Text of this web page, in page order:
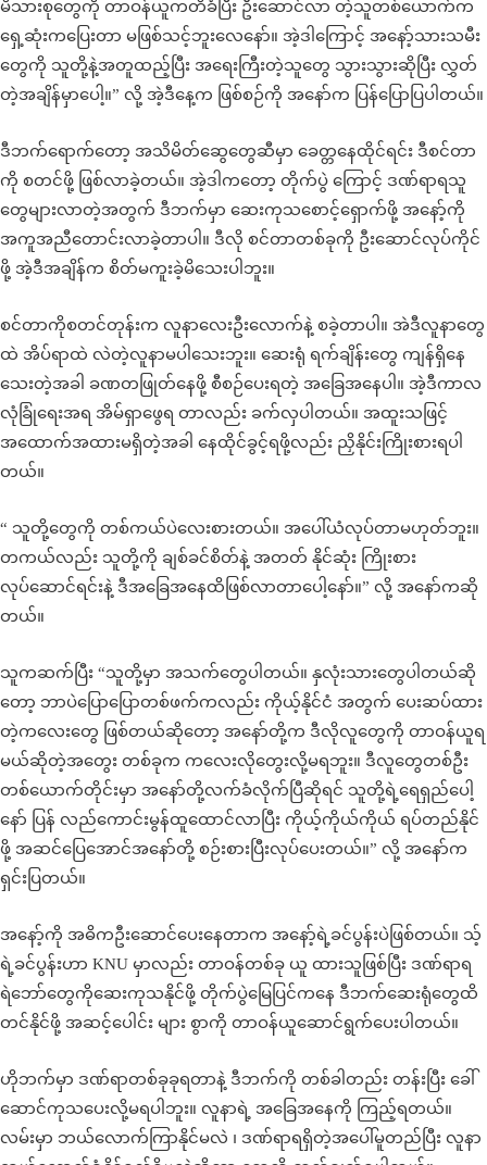
မိသားစုတွေကို တာဝန်ယူကတိခံပြီး ဦးဆောင်လာ တဲ့သူတစ်ယောက်က
ရှေ့ဆုံးကပြေးတာ မဖြစ်သင့်ဘူးလေနော်။ အဲ့ဒါကြောင့် အနော့်သားသမီး
တွေကို သူတို့နဲ့အတူထည့်ပြီး အရေးကြီးတဲ့သူတွေ သွားသွားဆိုပြီး လွှတ်
တဲ့အချိန်မှာပေါ့။” လို့ အဲ့ဒီနေ့က ဖြစ်စဉ်ကို အနော်က ပြန်ပြောပြပါတယ်။
ဒီဘက်ရောက်တော့ အသိမိတ်ဆွေတွေဆီမှာ ခေတ္တနေထိုင်ရင်း ဒီစင်တာ
ကို စတင်ဖို့ ဖြစ်လာခဲ့တယ်။ အဲ့ဒါကတော့ တိုက်ပွဲ ကြောင့် ဒဏ်ရာရသူ
တွေများလာတဲ့အတွက် ဒီဘက်မှာ ဆေးကုသစောင့်ရှောက်ဖို့ အနော့်ကို
အကူအညီတောင်းလာခဲ့တာပါ။ ဒီလို စင်တာတစ်ခုကို ဦးဆောင်လုပ်ကိုင်
ဖို့ အဲ့ဒီအချိန်က စိတ်မကူးခဲ့မိသေးပါဘူး။
စင်တာကိုစတင်တုန်းက လူနာလေးဦးလောက်နဲ့ စခဲ့တာပါ။ အဲဒီလူနာတွေ
ထဲ အိပ်ရာထဲ လဲတဲ့လူနာမပါသေးဘူး။ ဆေးရုံ ရက်ချိန်းတွေ ကျန်ရှိနေ
သေးတဲ့အခါ ခဏတဖြုတ်နေဖို့ စီစဉ်ပေးရတဲ့ အခြေအနေပါ။ အဲ့ဒီကာလ
လုံခြုံရေးအရ အိမ်ရှာဖွေရ တာလည်း ခက်လှပါတယ်။ အထူးသဖြင့်
အထောက်အထားမရှိတဲ့အခါ နေထိုင်ခွင့်ရဖို့လည်း ညှိနိုင်းကြိုးစားရပါ
တယ်။
“ သူတို့တွေကို တစ်ကယ်ပဲလေးစားတယ်။ အပေါ်ယံလုပ်တာမဟုတ်ဘူး။
တကယ်လည်း သူတို့ကို ချစ်ခင်စိတ်နဲ့ အတတ် နိုင်ဆုံး ကြိုးစား
လုပ်ဆောင်ရင်းနဲ့ ဒီအခြေအနေထိဖြစ်လာတာပေါ့နော်။” လို့ အနော်ကဆို
တယ်။
သူကဆက်ပြီး “သူတို့မှာ အသက်တွေပါတယ်။ နှလုံးသားတွေပါတယ်ဆို
တော့ ဘာပဲပြောပြောတစ်ဖက်ကလည်း ကိုယ့်နိုင်ငံ အတွက် ပေးဆပ်ထား
တဲ့ကလေးတွေ ဖြစ်တယ်ဆိုတော့ အနော်တို့က ဒီလိုလူတွေကို တာဝန်ယူရ
မယ်ဆိုတဲ့အတွေး တစ်ခုက ကလေးလိုတွေးလို့မရဘူး။ ဒီလူတွေတစ်ဦး
တစ်ယောက်တိုင်းမှာ အနော်တို့လက်ခံလိုက်ပြီဆိုရင် သူတို့ရဲ့ရေရှည်ပေါ့
နော် ပြန် လည်ကောင်းမွန်ထူထောင်လာပြီး ကိုယ့်ကိုယ်ကိုယ် ရပ်တည်နိုင်
ဖို့ အဆင်ပြေအောင်အနော်တို့ စဉ်းစားပြီးလုပ်ပေးတယ်။” လို့ အနော်က
ရှင်းပြတယ်။
အနော့်ကို အဓိကဦးဆောင်ပေးနေတာက အနော့်ရဲ့ခင်ပွန်းပဲဖြစ်တယ်။ သ့်
ရဲ့ခင်ပွန်းဟာ KNU မှာလည်း တာဝန်တစ်ခု ယူ ထားသူဖြစ်ပြီး ဒဏ်ရာရ
ရဲဘော်တွေကိုဆေးကုသနိုင်ဖို့ တိုက်ပွဲမြေပြင်ကနေ ဒီဘက်ဆေးရုံတွေထိ
တင်နိုင်ဖို့ အဆင့်ပေါင်း များ စွာကို တာဝန်ယူဆောင်ရွက်ပေးပါတယ်။
ဟိုဘက်မှာ ဒဏ်ရာတစ်ခုခုရတာနဲ့ ဒီဘက်ကို တစ်ခါတည်း တန်းပြီး ခေါ်
ဆောင်ကုသပေးလို့မရပါဘူး။ လူနာရဲ့ အခြေအနေကို ကြည့်ရတယ်။
လမ်းမှာ ဘယ်လောက်ကြာနိုင်မလဲ ၊ ဒဏ်ရာရရှိတဲ့အပေါ်မူတည်ပြီး လူနာ